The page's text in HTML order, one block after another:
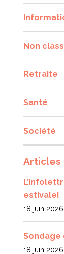
Non
Retraite
Santé
Société
Articles
estivale!
18 juin 2026
Sondage
18 juin 2026